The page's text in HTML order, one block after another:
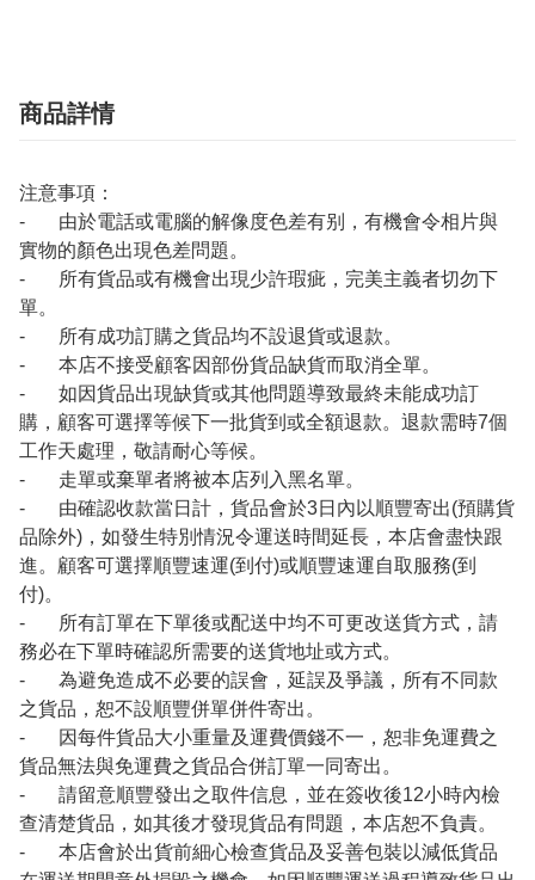
商品詳情
注意事項：
- 由於電話或電腦的解像度色差有别，有機會令相片與
實物的顏色出現色差問題。
- 所有貨品或有機會出現少許瑕疵，完美主義者切勿下
單。
- 所有成功訂購之貨品均不設退貨或退款。
- 本店不接受顧客因部份貨品缺貨而取消全單。
- 如因貨品出現缺貨或其他問題導致最終未能成功訂
購，顧客可選擇等候下一批貨到或全額退款。退款需時7個
工作天處理，敬請耐心等候。
- 走單或棄單者將被本店列入黑名單。
- 由確認收款當日計，貨品會於3日內以順豐寄出(預購貨
品除外)，如發生特別情況令運送時間延長，本店會盡快跟
進。顧客可選擇順豐速運(到付)或順豐速運自取服務(到
付)。
- 所有訂單在下單後或配送中均不可更改送貨方式，請
務必在下單時確認所需要的送貨地址或方式。
- 為避免造成不必要的誤會，延誤及爭議，所有不同款
之貨品，恕不設順豐併單併件寄出。
- 因每件貨品大小重量及運費價錢不一，恕非免運費之
貨品無法與免運費之貨品合併訂單一同寄出。
- 請留意順豐發出之取件信息，並在簽收後12小時內檢
查清楚貨品，如其後才發現貨品有問題，本店恕不負責。
- 本店會於出貨前細心檢查貨品及妥善包裝以減低貨品